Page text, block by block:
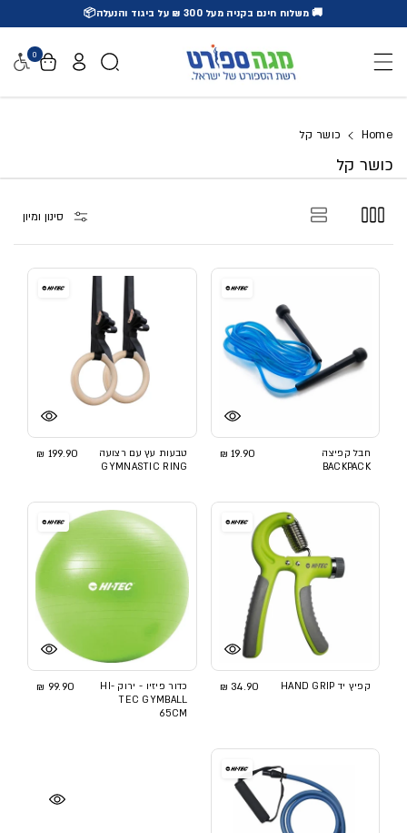
🚚 משלוח חינם בקניה מעל 300 ₪ על ביגוד והנעלה📦
0
Home כושר קל
כושר קל
סינון ומיון
חבל קפיצה
BACKPACK
19.90 ₪
טבעות עץ עם רצועה
GYMNASTIC RING
199.90 ₪
קפיץ יד HAND GRIP 34.90 ₪
כדור פיזיו - ירוק HI-
TEC GYMBALL
65CM
99.90 ₪